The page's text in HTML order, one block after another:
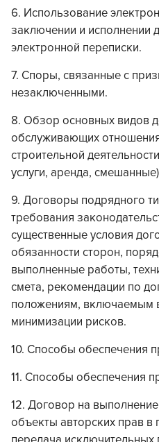
6. Использование
заключении и исполнении
электронной переписки.
7. Споры, связанные с
незаключенными.
8. Обзор основных видов
обслуживающих
строительной
услуги, аренда,
9. Договоры подрядного
требования
существенные условия
обязанности сторон,
выполненные работы,
смета, рекомендации по
положениям, включаемым
минимизации рисков.
10. Способы обеспечения
11. Способы обеспечения
12. Договор на
объекты авторских прав в